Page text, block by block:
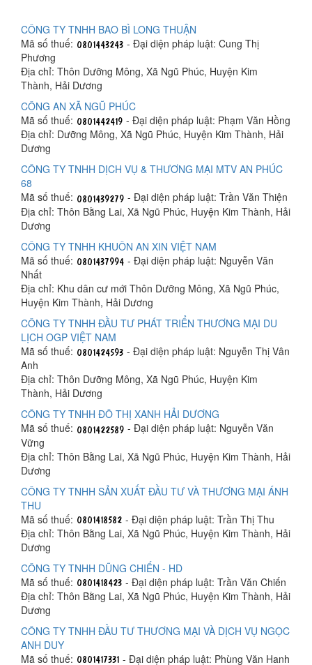
CÔNG TY TNHH BAO BÌ LONG THUẬN
Mã số thuế:
- Đại diện pháp luật: Cung Thị
Phương
Địa chỉ: Thôn Dưỡng Mông, Xã Ngũ Phúc, Huyện Kim
Thành, Hải Dương
CÔNG AN XÃ NGŨ PHÚC
Mã số thuế:
- Đại diện pháp luật: Phạm Văn Hồng
Địa chỉ: Dưỡng Mông, Xã Ngũ Phúc, Huyện Kim Thành, Hải
Dương
CÔNG TY TNHH DỊCH VỤ & THƯƠNG MẠI MTV AN PHÚC
68
Mã số thuế:
- Đại diện pháp luật: Trần Văn Thiện
Địa chỉ: Thôn Bằng Lai, Xã Ngũ Phúc, Huyện Kim Thành, Hải
Dương
CÔNG TY TNHH KHUÔN AN XIN VIỆT NAM
Mã số thuế:
- Đại diện pháp luật: Nguyễn Văn
Nhất
Địa chỉ: Khu dân cư mới Thôn Dưỡng Mông, Xã Ngũ Phúc,
Huyện Kim Thành, Hải Dương
CÔNG TY TNHH ĐẦU TƯ PHÁT TRIỂN THƯƠNG MẠI DU
LỊCH OGP VIỆT NAM
Mã số thuế:
- Đại diện pháp luật: Nguyễn Thị Vân
Anh
Địa chỉ: Thôn Dưỡng Mông, Xã Ngũ Phúc, Huyện Kim
Thành, Hải Dương
CÔNG TY TNHH ĐÔ THỊ XANH HẢI DƯƠNG
Mã số thuế:
- Đại diện pháp luật: Nguyễn Văn
Vững
Địa chỉ: Thôn Bằng Lai, Xã Ngũ Phúc, Huyện Kim Thành, Hải
Dương
CÔNG TY TNHH SẢN XUẤT ĐẦU TƯ VÀ THƯƠNG MẠI ÁNH
THU
Mã số thuế:
- Đại diện pháp luật: Trần Thị Thu
Địa chỉ: Thôn Bằng Lai, Xã Ngũ Phúc, Huyện Kim Thành, Hải
Dương
CÔNG TY TNHH DŨNG CHIẾN - HD
Mã số thuế:
- Đại diện pháp luật: Trần Văn Chiến
Địa chỉ: Thôn Bằng Lai, Xã Ngũ Phúc, Huyện Kim Thành, Hải
Dương
CÔNG TY TNHH ĐẦU TƯ THƯƠNG MẠI VÀ DỊCH VỤ NGỌC
ANH DUY
Mã số thuế:
- Đại diện pháp luật: Phùng Văn Hanh